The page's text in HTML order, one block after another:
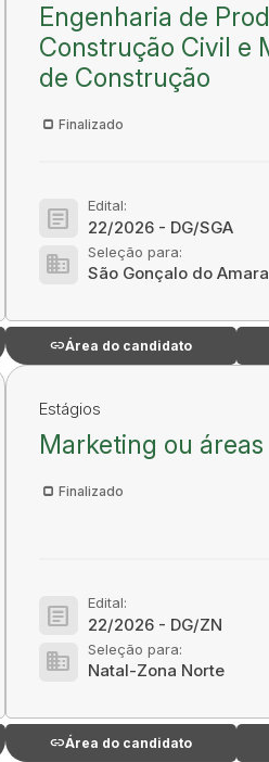
Engenharia de
Construção Civil e
de Construção
Finalizado
article Edital:
22/2026 - DG/SGA
domain Seleção para:
São Gonçalo do
linkÁrea do candidato
Estágios
Marketing ou
Finalizado
article Edital:
22/2026 - DG/ZN
domain Seleção para:
Natal-Zona Norte
linkÁrea do candidato